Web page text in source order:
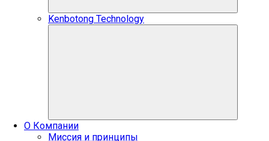
Kenbotong Technology
О Компании
Миссия и принципы